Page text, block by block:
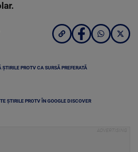
ȘTIRILE PROTV CA SURSĂ PREFERATĂ
ȘTIRILE PROTV ÎN GOOGLE DISCOVER